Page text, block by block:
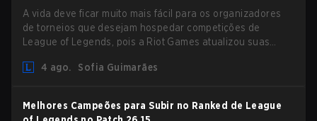
A vida deve ficar muito mais fácil para os organizadores
de torneios que desejam hospedar competições de
League of Legends, pois a Riot Games atualizou suas
removem várias restrições desatualizadas.
4 ago. Sofia Guimarães
Melhores Campeões para Subir no Ranked de League